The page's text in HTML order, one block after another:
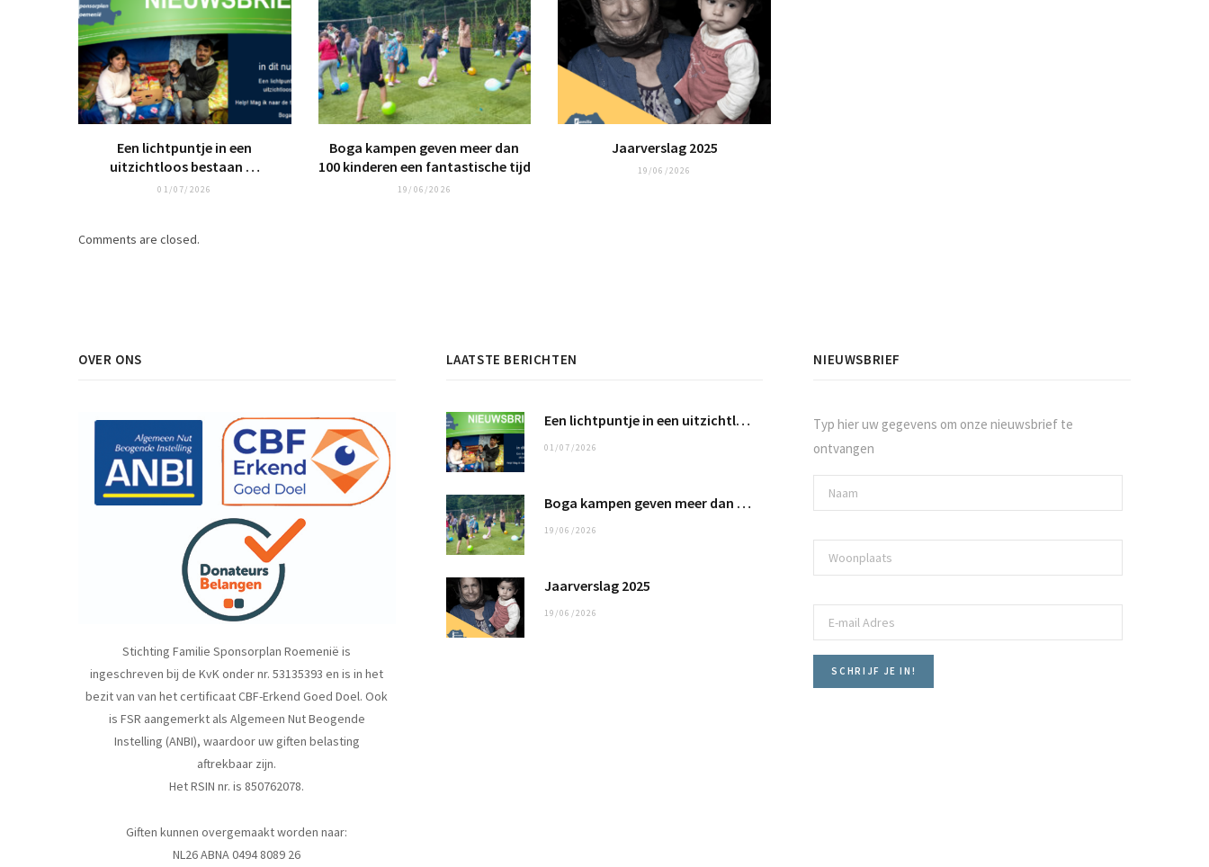
Een lichtpuntje in een
uitzichtloos bestaan …
01/07/2026
Boga kampen geven meer dan
100 kinderen een fantastische tijd
19/06/2026
Jaarverslag 2025
19/06/2026
Comments are closed.
OVER ONS
Stichting Familie Sponsorplan Roemenië is
ingeschreven bij de KvK onder nr. 53135393 en is in het
bezit van van het certificaat CBF-Erkend Goed Doel. Ook
is FSR aangemerkt als Algemeen Nut Beogende
Instelling (ANBI), waardoor uw giften belasting
aftrekbaar zijn.
Het RSIN nr. is 850762078.
Giften kunnen overgemaakt worden naar:
NL26 ABNA 0494 8089 26
LAATSTE BERICHTEN
Een lichtpuntje in een uitzichtloos bestaan …
01/07/2026
Boga kampen geven meer dan 100 kinderen een fantastische tijd
19/06/2026
Jaarverslag 2025
19/06/2026
NIEUWSBRIEF
Typ hier uw gegevens om onze nieuwsbrief te
ontvangen